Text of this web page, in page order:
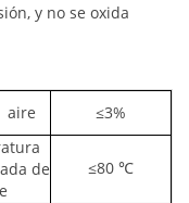
y no se oxida
aire
≤3%
de
≤80 ℃